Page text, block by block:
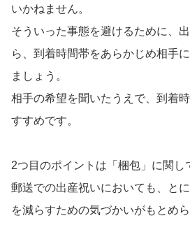
いかねません。
そういった事態を避けるために、
ら、到着時間帯をあらかじめ相手
ましょう。
相手の希望を聞いたうえで、到着
すすめです。
2つ目のポイントは「梱包」に関し
郵送での出産祝いにおいても、と
を減らすための気づかいがもとめら